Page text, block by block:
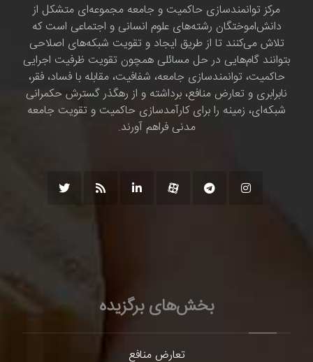
مرکز توانمندسازی حاکمیت و جامعه مجموعه‌ای متشکل از
دانش‌اموختگان رشته‌های علوم انسانی و اجتماعی است که
تلاش می‌کنند تا از طریق ایجاد و تقویت شبکه‌های اصلاحی
بتوانند گام‌هایی در حل مسائلی همچون تقویت ظرفیت اجرایی
حاکمیت، توانمندسازی جامعه، شفافیت، مقابله با فساد، فقر،
نابرابری و تعارض منافع، برداشته و از رهگذر گسترش حکمرانی
شبکه‌ای، زمینه را برای کارآمدسازی حاکمیت و تقویت جامعه
مدنی فراهم آورند.
بخش‌های برگزیده
تعارض منافع